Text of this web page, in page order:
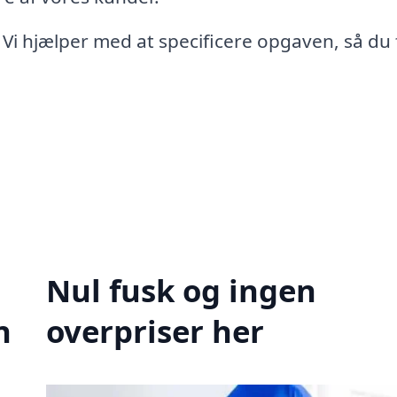
hjælper med at specificere opgaven, så du
Nul fusk og ingen
overpriser her